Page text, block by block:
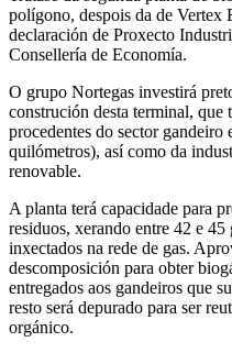
polígono, despois da de Vertex
declaración de Proxecto
Consellería de Economía.
O grupo Nortegas investirá
construción desta terminal, que
procedentes do sector
quilómetros), así como da
renovable.
A planta terá capacidade para
residuos, xerando entre 42 e
inxectados na rede de gas.
descomposición para obter
entregados aos gandeiros que
resto será depurado para ser
orgánico.